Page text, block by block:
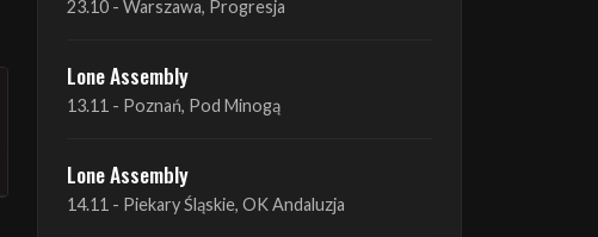
13.11 - Poznań, Pod Minogą
Lone Assembly
14.11 - Piekary Śląskie, OK Andaluzja
Lone Assembly
15.11 - Warszawa, Potok